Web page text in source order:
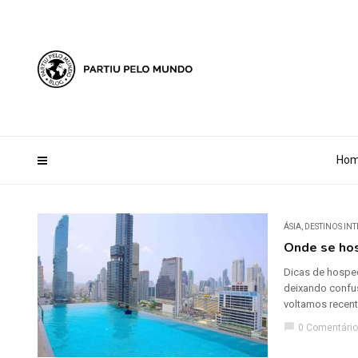
ÁSIA DESTINOS
Onde se
Dicas de
deixando
voltamos
chat_bubble 0 Comentário